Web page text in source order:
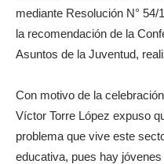
mediante Resolución N°
la recomendación de la
Asuntos de la Juventud,
Con motivo de la
Víctor Torre López expuso
problema que vive este
educativa, pues hay